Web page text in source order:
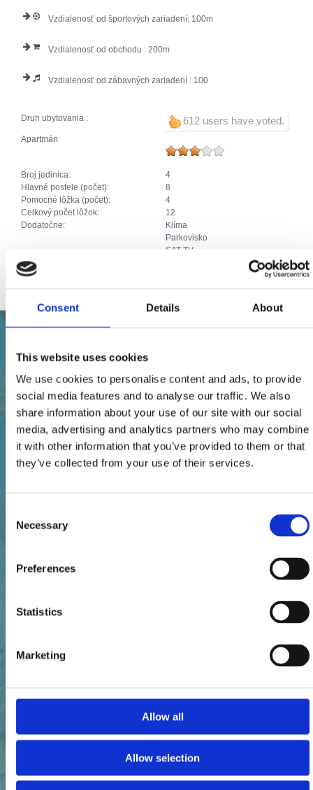
Consent Details About
This website uses cookies
We use cookies to personalise content and ads, to provide
social media features and to analyse our traffic. We also
share information about your use of our site with our social
media, advertising and analytics partners who may combine
it with other information that you’ve provided to them or that
they’ve collected from your use of their services.
Selection
Necessary
Preferences
Statistics
Marketing
Allow all
Allow selection
Vzdialenosť od športových zariadení: 100
Vzdialenosť od obchodu : 200
Vzdialenosť od zábavných zariadení : 100
612 users have voted.
Druh ubytovania :
Apartmán
Broj jedinica:
4
Hlavné postele (počet):
8
Pomocné lôžka (počet):
4
Celkový počet lôžok:
12
Dodatočne:
Klíma
Parkovisko
SAT TV